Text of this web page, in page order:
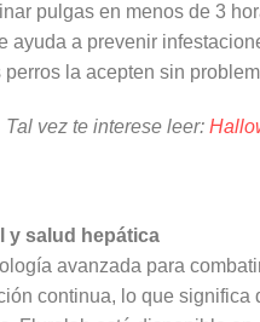
pulgas en menos de 3
ayuda a prevenir
la acepten sin
Tal vez te interese leer:
y salud hepática
avanzada para
continua, lo que